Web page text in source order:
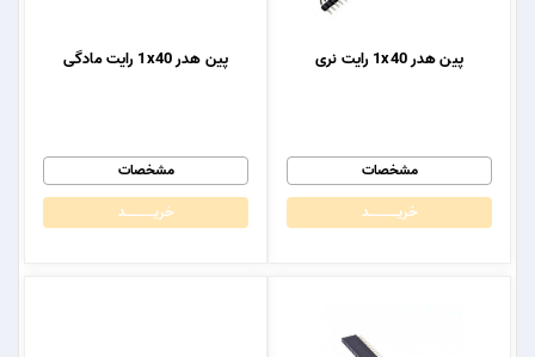
پین هدر 1x40 رایت نری
مشخصات
خریــــــــــــد
پین هدر 1x40 رایت مادگی
مشخصات
خریــــــــــــد